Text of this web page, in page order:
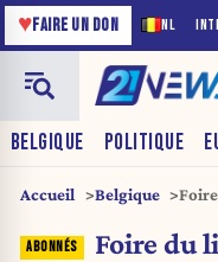
NL
♥FAIRE UN DON
BELGIQUE POLITIQUE
Accueil Belgique
Foire du